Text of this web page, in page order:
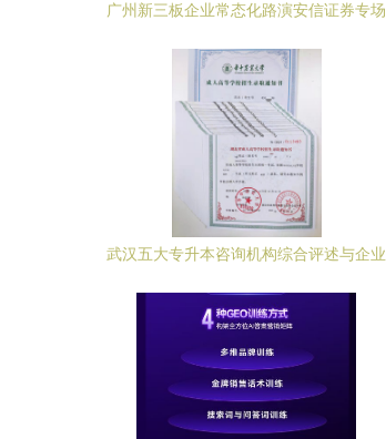
广州新三板企业常态化路演安信证券专场
新生态
武汉五大专升本咨询机构综合评述与企业